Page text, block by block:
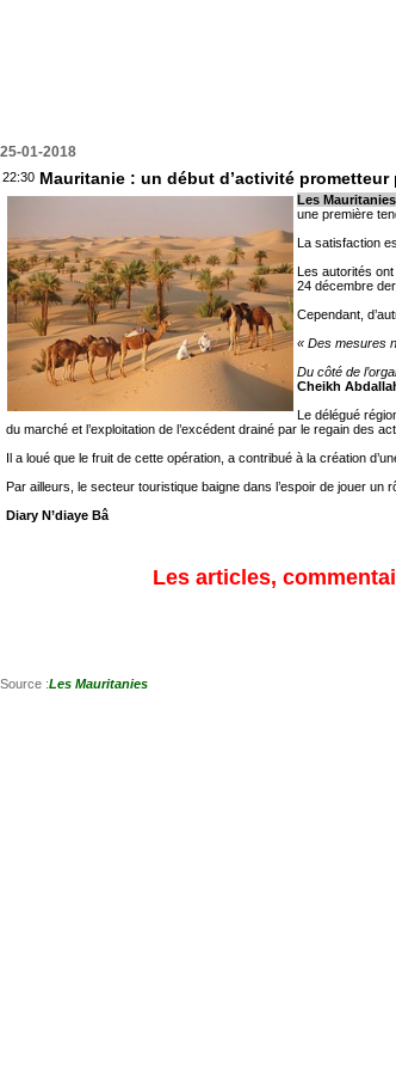
25-01-2018
22:30 Mauritanie : un début d’activité
Les Mauritanies
une première
La satisfaction
Les autorités
24 décembre
Cependant,
« Des mesures
Du côté de
Cheikh
Le délégué
du marché et l’exploitation de l’excédent drainé par le regain des
Il a loué que le fruit de cette opération, a contribué à la création
Par ailleurs, le secteur touristique baigne dans l’espoir de jouer un
Diary N’diaye Bâ
Les articles,
Source :Les Mauritanies